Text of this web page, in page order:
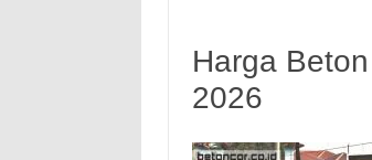
Harga
2026